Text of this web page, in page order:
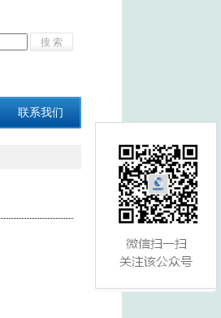
联系我们